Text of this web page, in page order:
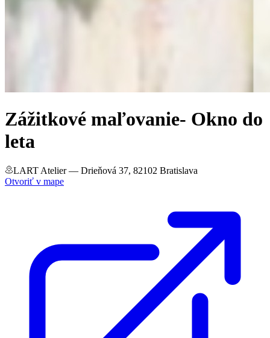
Zážitkové maľovanie- Okno do
leta
LART Atelier— Drieňová 37, 82102 Bratislava
Otvoriť v mape